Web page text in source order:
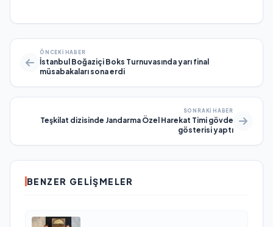
ÖNCEKI HABER
İstanbul Boğaziçi Boks Turnuvasında yarı final
müsabakaları sona erdi
SONRAKI HABER
Teşkilat dizisinde Jandarma Özel Harekat Timi gövde
gösterisi yaptı
BENZER GELIŞMELER